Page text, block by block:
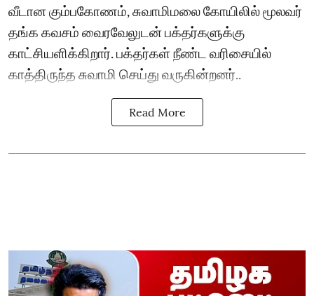
வீடான கும்பகோணம், சுவாமிமலை கோயிலில் மூலவர்
தங்க கவசம் வைரவேலுடன் பக்தர்களுக்கு
காட்சியளிக்கிறார். பக்தர்கள் நீண்ட வரிசையில்
காத்திருந்த சுவாமி செய்து வருகின்றனர்..
Read More